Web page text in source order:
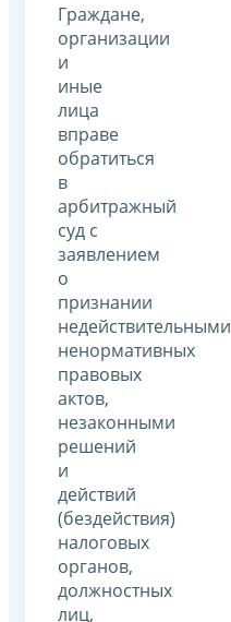
Граждане,
организации
и
иные
лица
вправе
обратиться
в
арбитражный
суд с
заявлением
о
признании
недействительными
ненормативных
правовых
актов,
незаконными
решений
и
действий
(бездействия)
налоговых
органов,
должностных
лиц,